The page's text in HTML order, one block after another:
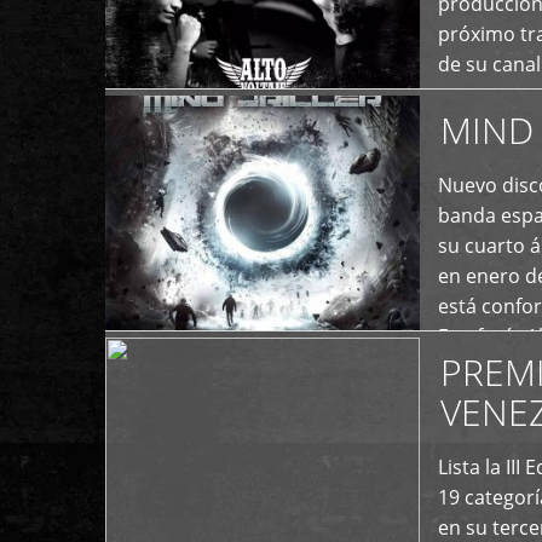
próximo
de su
momento
MIND
Nuevo
banda
su cuarto
en enero
está
Estefanía
+
Lista la III
19
en su